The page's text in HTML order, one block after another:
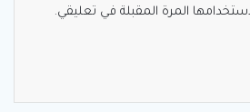
المرة المقبلة في تعليقي.